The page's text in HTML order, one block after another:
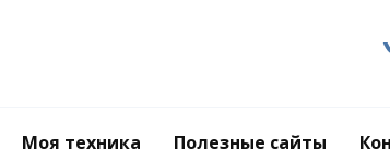
Моя техника Полезные сайты